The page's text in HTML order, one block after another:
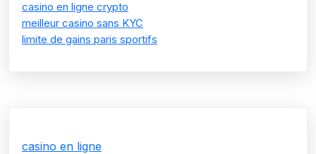
casino en ligne crypto
meilleur casino sans KYC
limite de gains paris sportifs
casino en ligne